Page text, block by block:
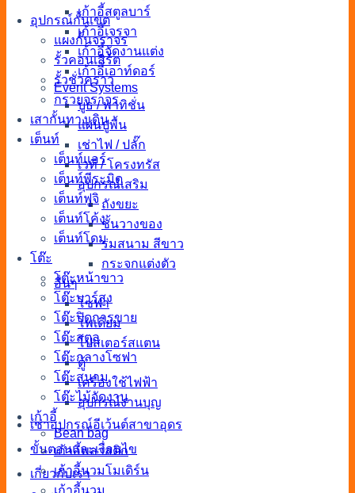
เก้าอี้สตูลบาร์
เก้าอี้เจรจา
เก้าอี้จัดงานแต่ง
เก้าอี้เอาท์ดอร์
Event Systems
บูธ / พาทิชั่น
แผ่นปูพื้น
เช่าไฟ / ปลั๊ก
เวที / โครงทรัส
อุปกรณ์เสริม
ถังขยะ
ชั้นวางของ
ร่มสนาม สีขาว
กระจกแต่งตัว
อื่นๆ
โซฟา
โพเดียม
โปสเตอร์สแตน
ตู้
เครื่องใช้ไฟฟ้า
อุปกรณ์งานบุญ
เช่าอุปกรณ์อีเว้นต์สาขาอุดร
ขั้นตอนและเงื่อนไข
เกี่ยวกับเรา
อุปกรณ์กั้นเขต
แผงกั้นจราจร
รั้วคอนเสิร์ต
รั้วชั่วคราว
กรวยจราจร
เสากั้นทางเดิน
เต็นท์
เต็นท์แอร์
เต็นท์พีระมิด
เต็นท์ฟูจิ
เต็นท์โค้ง
เต็นท์โดม
โต๊ะ
โต๊ะหน้าขาว
โต๊ะบาร์สูง
โต๊ะปิดการขาย
โต๊ะสตูล
โต๊ะกลางโซฟา
โต๊ะสนาม
โต๊ะไม้จัดงาน
เก้าอี้
Bean bag
เก้าอี้พลาสติก
เก้าอี้นวมโมเดิร์น